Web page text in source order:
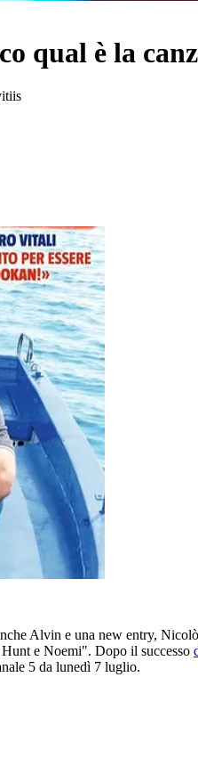
è la
Alvin e una new entry,
e Noemi". Dopo il successo
5 da lunedì 7 luglio.